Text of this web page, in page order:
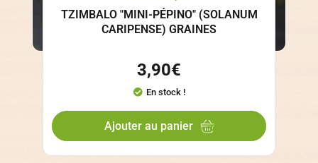
TZIMBALO "MINI-PÉPINO" (SOLANUM
CARIPENSE) GRAINES
3,90€
En stock !
Ajouter au panier